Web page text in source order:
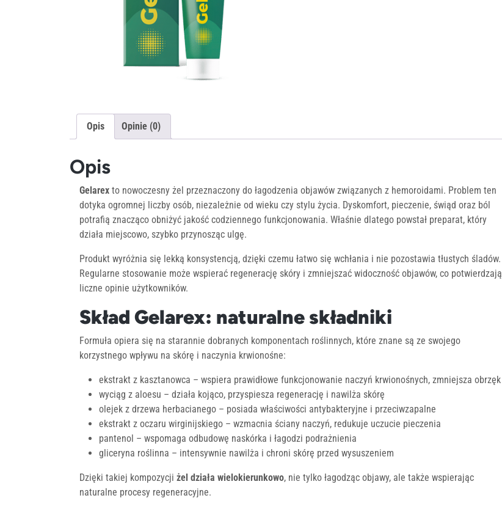
Opis Opinie (0)
Opis
Gelarex to nowoczesny żel przeznaczony do łagodzenia objawów związanych z hemoroidami. Problem ten
dotyka ogromnej liczby osób, niezależnie od wieku czy stylu życia. Dyskomfort, pieczenie, świąd oraz ból
potrafią znacząco obniżyć jakość codziennego funkcjonowania. Właśnie dlatego powstał preparat, który
działa miejscowo, szybko przynosząc ulgę.
Produkt wyróżnia się lekką konsystencją, dzięki czemu łatwo się wchłania i nie pozostawia tłustych śladów.
Regularne stosowanie może wspierać regenerację skóry i zmniejszać widoczność objawów, co potwierdzają
liczne opinie użytkowników.
Skład Gelarex: naturalne składniki
Formuła opiera się na starannie dobranych komponentach roślinnych, które znane są ze swojego
korzystnego wpływu na skórę i naczynia krwionośne:
ekstrakt z kasztanowca – wspiera prawidłowe funkcjonowanie naczyń krwionośnych, zmniejsza obrzęk
wyciąg z aloesu – działa kojąco, przyspiesza regenerację i nawilża skórę
olejek z drzewa herbacianego – posiada właściwości antybakteryjne i przeciwzapalne
ekstrakt z oczaru wirginijskiego – wzmacnia ściany naczyń, redukuje uczucie pieczenia
pantenol – wspomaga odbudowę naskórka i łagodzi podrażnienia
gliceryna roślinna – intensywnie nawilża i chroni skórę przed wysuszeniem
Dzięki takiej kompozycji żel działa wielokierunkowo, nie tylko łagodząc objawy, ale także wspierając
naturalne procesy regeneracyjne.